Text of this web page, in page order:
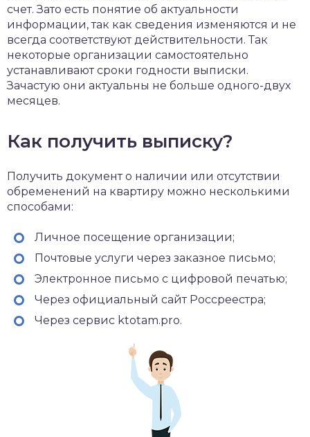
счет. Зато есть понятие об актуальности
информации, так как сведения изменяются и не
всегда соответствуют действительности. Так
некоторые организации самостоятельно
устанавливают сроки годности выписки.
Зачастую они актуальны не больше одного-двух
месяцев.
Как получить выписку?
Получить документ о наличии или отсутствии
обременений на квартиру можно несколькими
способами:
Личное посещение организации;
Почтовые услуги через заказное письмо;
Электронное письмо с цифровой печатью;
Через официальный сайт Россреестра;
Через сервис ktotam.pro.